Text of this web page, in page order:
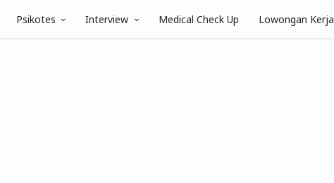
Psikotes Interview Medical Check Up Lowongan Kerja